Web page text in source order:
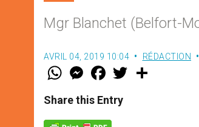
Mgr Blanchet (Belfort-
AVRIL 04, 2019 10:04 RÉDACTION
W
t
s
M
e
s
e
F
a
e
b
w
Share this Entry